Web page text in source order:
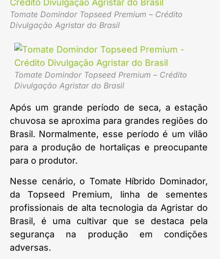
Tomate Domindor Topseed Premium – Crédito
Divulgação Agristar do Brasil
Tomate Domindor Topseed Premium – Crédito
Divulgação Agristar do Brasil
Após um grande período de seca, a estação
chuvosa se aproxima para grandes regiões do
Brasil. Normalmente, esse período é um vilão
para a produção de hortaliças e preocupante
para o produtor.
Nesse cenário, o Tomate Híbrido Dominador,
da Topseed Premium, linha de sementes
profissionais de alta tecnologia da Agristar do
Brasil, é uma cultivar que se destaca pela
segurança na produção em condições
adversas.